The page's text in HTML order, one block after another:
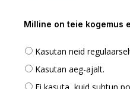
Milline on teie kogemus
Kasutan neid
Kasutan aeg-ajalt.